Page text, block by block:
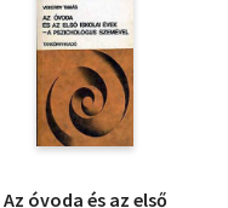
Az óvoda és az első